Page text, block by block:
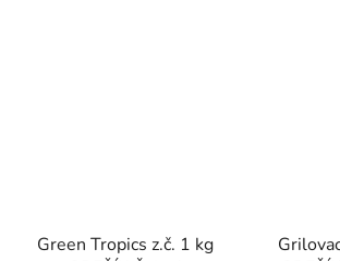
Green Tropics z.č. 1 kg